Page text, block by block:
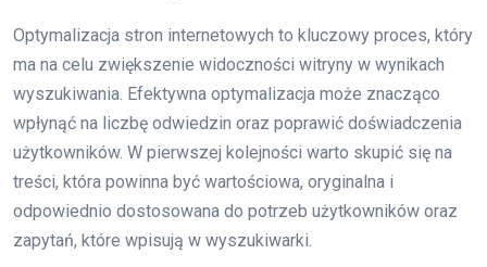
Optymalizacja stron internetowych to kluczowy proces, który
ma na celu zwiększenie widoczności witryny w wynikach
wyszukiwania. Efektywna optymalizacja może znacząco
wpłynąć na liczbę odwiedzin oraz poprawić doświadczenia
użytkowników. W pierwszej kolejności warto skupić się na
treści, która powinna być wartościowa, oryginalna i
odpowiednio dostosowana do potrzeb użytkowników oraz
zapytań, które wpisują w wyszukiwarki.